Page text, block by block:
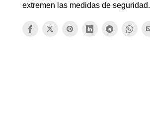
extremen las medidas de seguridad.